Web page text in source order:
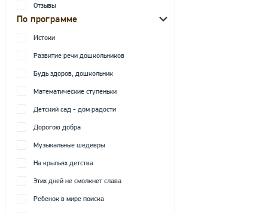
Отзывы
По программе
Истоки
Развитие речи дошкольников
Будь здоров, дошкольник
Математические ступеньки
Детский сад - дом радости
Дорогою добра
Музыкальные шедевры
На крыльях детства
Этих дней не смолкнет слава
Ребенок в мире поиска